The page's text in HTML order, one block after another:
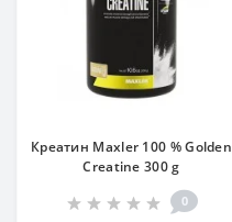
Креатин Maxler 100 % Golden
Creatine 300 g
0